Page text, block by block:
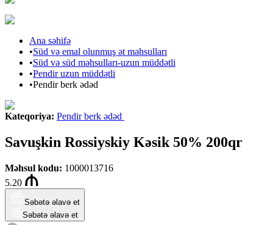
Ana səhifə
•Süd və emal olunmuş ət məhsulları
•Süd və süd məhsulları-uzun müddətli
•Pendir uzun müddətli
•Pendir berk ədəd
Kateqoriya: Pendir berk ədəd
Savuşkin Rossiyskiy Kəsik 50% 200qr
Məhsul kodu: 1000013716
5.20
Səbətə əlavə et
Səbətə əlavə et